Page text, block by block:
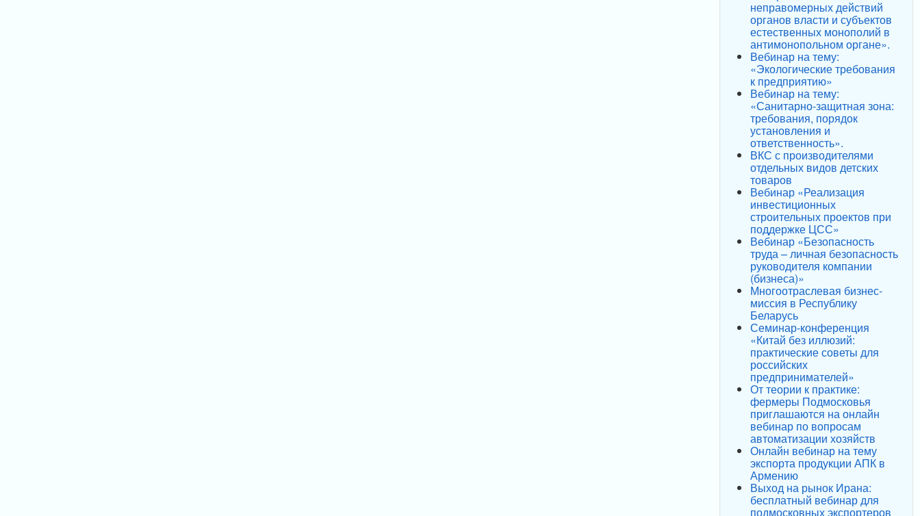
неправомерных действий
органов власти и субъектов
естественных монополий в
антимонопольном органе».
Вебинар на тему:
«Экологические требования
к предприятию»
Вебинар на тему:
«Санитарно-защитная зона:
требования, порядок
установления и
ответственность».
ВКС с производителями
отдельных видов детских
товаров
Вебинар «Реализация
инвестиционных
строительных проектов при
поддержке ЦСС»
Вебинар «Безопасность
труда – личная безопасность
руководителя компании
(бизнеса)»
Многоотраслевая бизнес-
миссия в Республику
Беларусь
Семинар-конференция
«Китай без иллюзий:
практические советы для
российских
предпринимателей»
От теории к практике:
фермеры Подмосковья
приглашаются на онлайн
вебинар по вопросам
автоматизации хозяйств
Онлайн вебинар на тему
экспорта продукции АПК в
Армению
Выход на рынок Ирана:
бесплатный вебинар для
подмосковных экспортеров